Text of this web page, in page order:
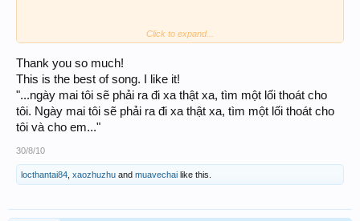
Click to expand...
Thank you so much!
This is the best of song. I like it!
"...ngày mai tôi sẽ phải ra đi xa thật xa, tìm một lối thoát cho
tôi. Ngày mai tôi sẽ phải ra đi xa thật xa, tìm một lối thoát cho
tôi và cho em..."
30/8/10
locthantai84 xaozhuzhu and muavechai like this.